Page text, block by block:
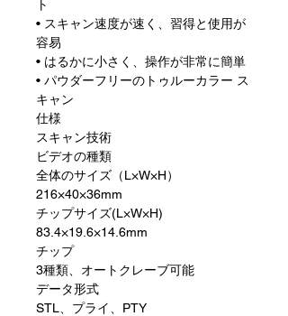
ト
• スキャン速度が速く、習得と使用が
容易
• はるかに小さく、操作が非常に簡単
• パウダーフリーのトゥルーカラー ス
キャン
仕様
スキャン技術
ビデオの種類
全体のサイズ（L×W×H）
216×40×36mm
チップサイズ(L×W×H)
83.4×19.6×14.6mm
チップ
3種類、オートクレーブ可能
データ形式
STL、プライ、PTY